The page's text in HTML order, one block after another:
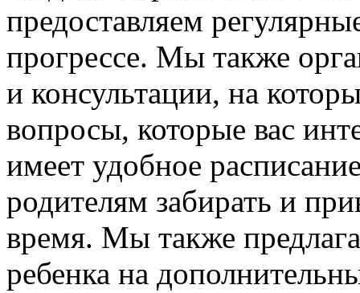
предоставляем
прогрессе. Мы также
и консультации, на
вопросы, которые вас
имеет удобное
родителям забирать и
время. Мы также
ребенка на